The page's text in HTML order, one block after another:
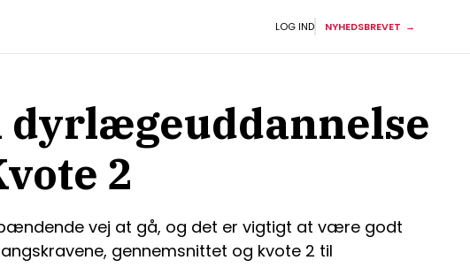
LOG IND NYHEDSBREVET
dyrlægeuddannelse
2
vej at gå, og det er vigtigt at være godt
gennemsnittet og kvote 2 til